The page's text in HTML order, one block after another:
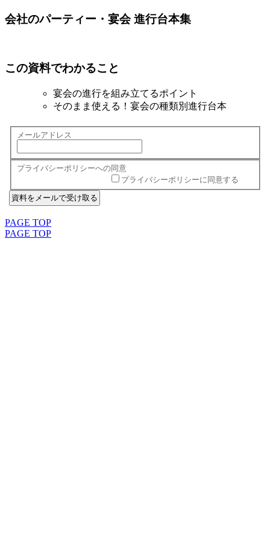
会社のパーティー・宴会 進行台本集
この資料でわかること
宴会の進行を組み立てるポイント
そのまま使える！宴会の種類別進行台本
メールアドレス
プライバシーポリシーへの同意
プライバシーポリシーに同意する
PAGE TOP
PAGE TOP